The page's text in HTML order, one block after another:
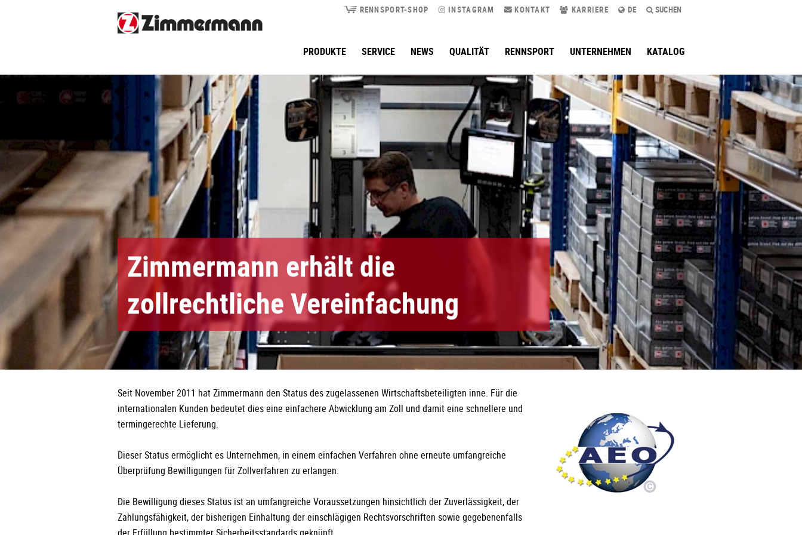
RENNSPORT-SHOP INSTAGRAM KONTAKT KARRIERE DE SUCHEN
PRODUKTE SERVICE NEWS QUALITÄT RENNSPORT UNTERNEHMEN KATALOG
Zimmermann erhält die
zollrechtliche Vereinfachung
Seit November 2011 hat Zimmermann den Status des zugelassenen Wirtschaftsbeteiligten inne. Für die
internationalen Kunden bedeutet dies eine einfachere Abwicklung am Zoll und damit eine schnellere und
termingerechte Lieferung.
Dieser Status ermöglicht es Unternehmen, in einem einfachen Verfahren ohne erneute umfangreiche
Überprüfung Bewilligungen für Zollverfahren zu erlangen.
Die Bewilligung dieses Status ist an umfangreiche Voraussetzungen hinsichtlich der Zuverlässigkeit, der
Zahlungsfähigkeit, der bisherigen Einhaltung der einschlägigen Rechtsvorschriften sowie gegebenenfalls